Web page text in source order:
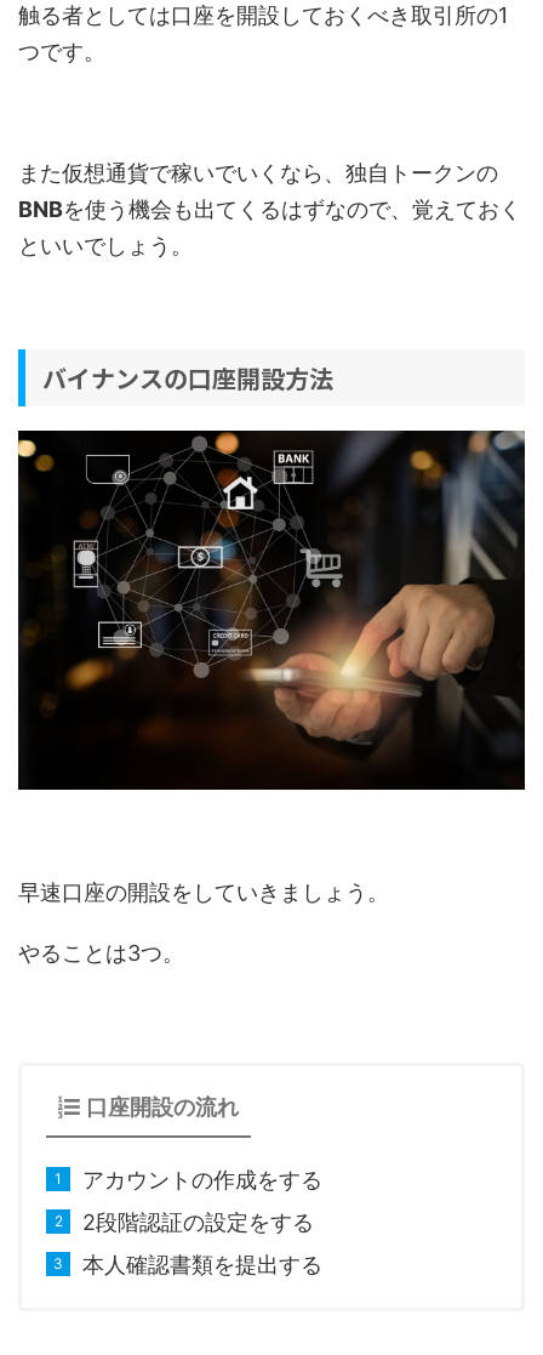
触る者としては口座を開設しておくべき取引所の1
つです。
また仮想通貨で稼いでいくなら、独自トークンの
BNBを使う機会も出てくるはずなので、覚えておく
といいでしょう。
バイナンスの口座開設方法
早速口座の開設をしていきましょう。
やることは3つ。
口座開設の流れ
アカウントの作成をする
2段階認証の設定をする
本人確認書類を提出する